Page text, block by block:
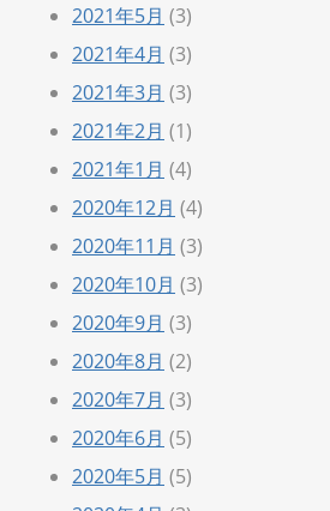
2021年5月 (3)
2021年4月 (3)
2021年3月 (3)
2021年2月 (1)
2021年1月 (4)
2020年12月 (4)
2020年11月 (3)
2020年10月 (3)
2020年9月 (3)
2020年8月 (2)
2020年7月 (3)
2020年6月 (5)
2020年5月 (5)